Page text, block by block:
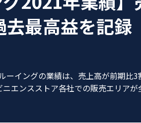
最高益を記録
ーイングの業績は、売上高が前期比3
エンスストア各社での販売エリア